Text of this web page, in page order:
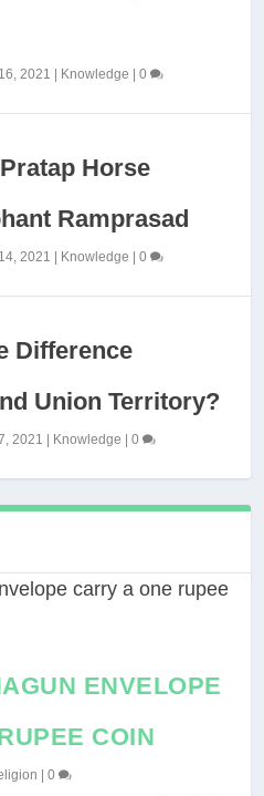
2021 Knowledge |0
Horse
Ramprasad
2021 Knowledge |0
Difference
Union Territory?
2021 Knowledge |0
ENVELOPE
COIN
|0